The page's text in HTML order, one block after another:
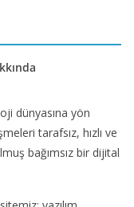
dünyasına yön
tarafsız, hızlı ve
bağımsız bir dijital